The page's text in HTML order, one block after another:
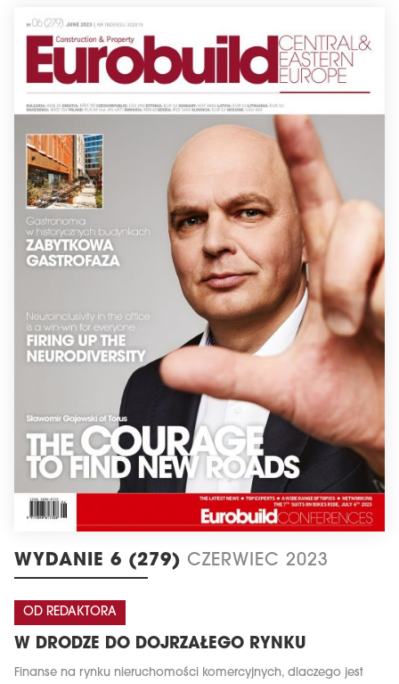
WYDANIE 6 (279) CZERWIEC 2023
OD REDAKTORA
W DRODZE DO DOJRZAŁEGO RYNKU
Finanse na rynku nieruchomości komercyjnych, dlaczego jest